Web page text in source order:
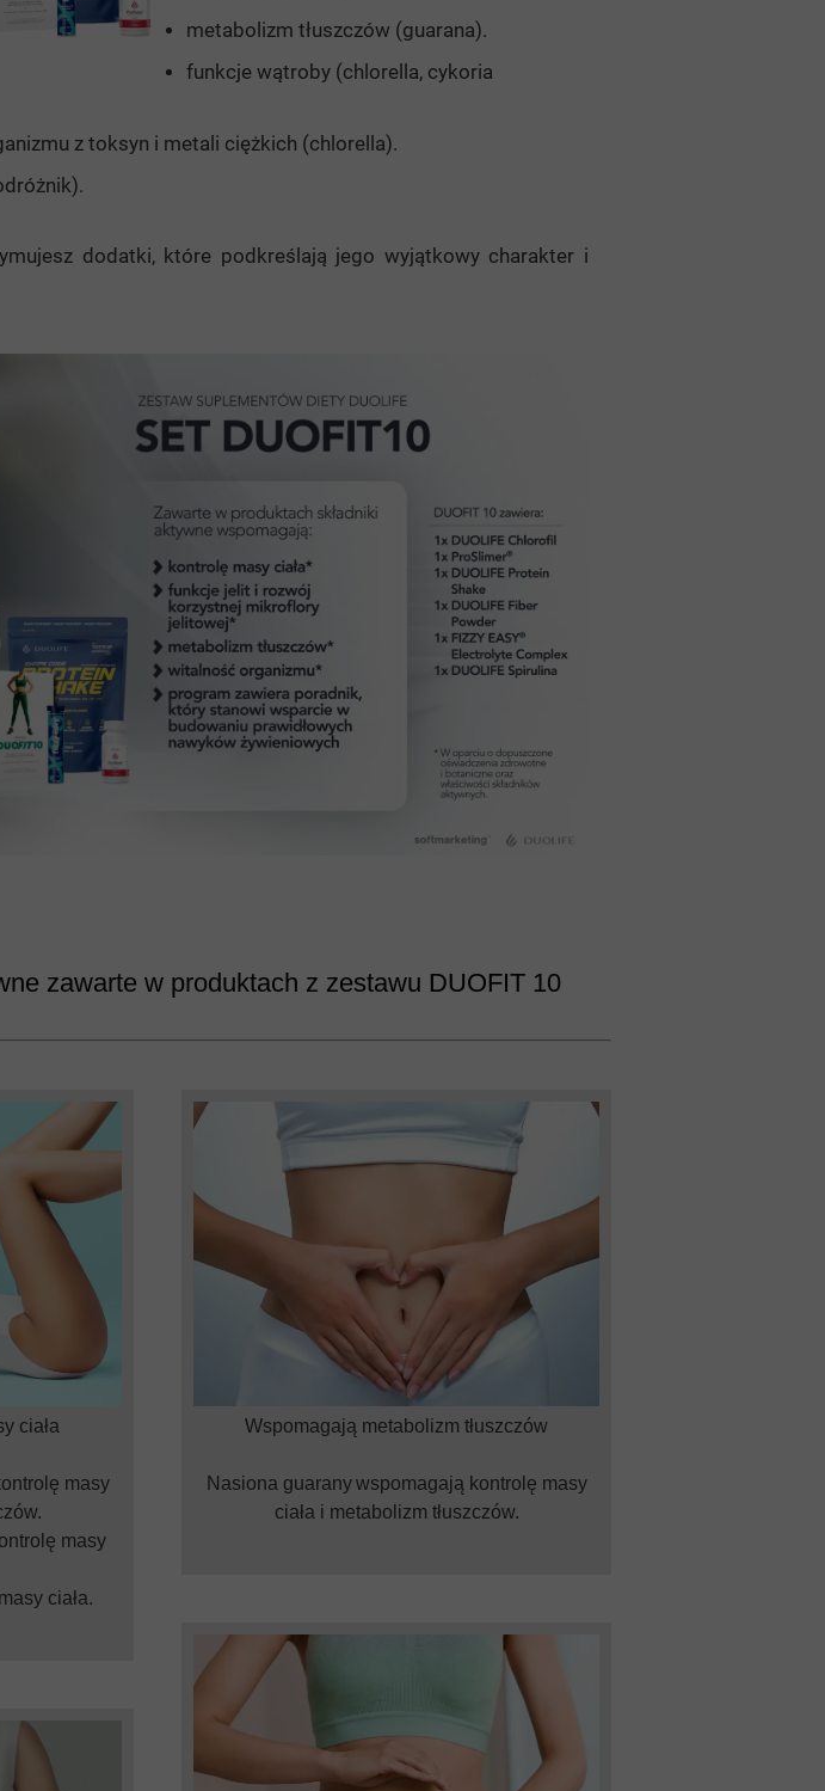
metabolizm tłuszczów (guarana).
funkcje wątroby (chlorella, cykoria
z toksyn i metali ciężkich (chlorella).
dodatki, które podkreślają jego wyjątkowy charakter i
zawarte w produktach z zestawu DUOFIT 10
ciała
masy
masy
ciała.
Wspomagają metabolizm tłuszczów
Nasiona guarany wspomagają kontrolę masy